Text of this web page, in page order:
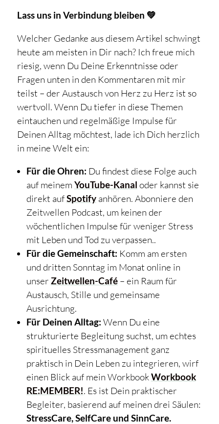
Lass uns in Verbindung bleiben 💚
Welcher Gedanke aus diesem Artikel schwingt
heute am meisten in Dir nach? Ich freue mich
riesig, wenn Du Deine Erkenntnisse oder
Fragen unten in den Kommentaren mit mir
teilst – der Austausch von Herz zu Herz ist so
wertvoll. Wenn Du tiefer in diese Themen
eintauchen und regelmäßige Impulse für
Deinen Alltag möchtest, lade ich Dich herzlich
in meine Welt ein:
Für die Ohren: Du findest diese Folge auch
auf meinem YouTube-Kanal oder kannst sie
direkt aufSpotifyanhören. Abonniere den
Zeitwellen Podcast, um keinen der
wöchentlichen Impulse für weniger Stress
mit Leben und Tod zu verpassen..
Für die Gemeinschaft: Komm am ersten
und dritten Sonntag im Monat online in
unser Zeitwellen-Café– ein Raum für
Austausch, Stille und gemeinsame
Ausrichtung.
Für Deinen Alltag: Wenn Du eine
strukturierte Begleitung suchst, um echtes
spirituelles Stressmanagement ganz
praktisch in Dein Leben zu integrieren, wirf
einen Blick auf mein WorkbookWorkbook
RE:MEMBER!. Es ist Dein praktischer
Begleiter, basierend auf meinen drei Säulen:
StressCare, SelfCare und SinnCare.